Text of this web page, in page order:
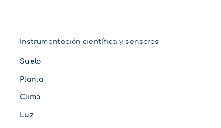
Instrumentación científica y sensores
Suelo
Planta
Clima
Luz